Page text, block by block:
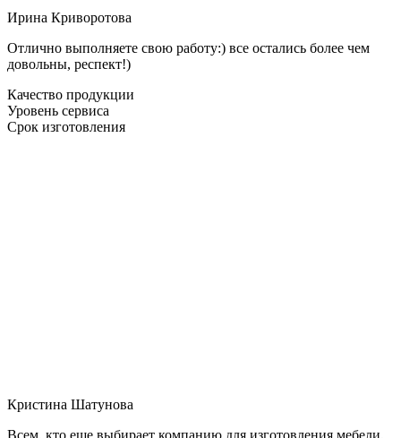
Ирина Криворотова
Отлично выполняете свою работу:) все остались более чем
довольны, респект!)
Качество продукции
Уровень сервиса
Срок изготовления
Кристина Шатунова
Всем, кто еще выбирает компанию для изготовления мебели,